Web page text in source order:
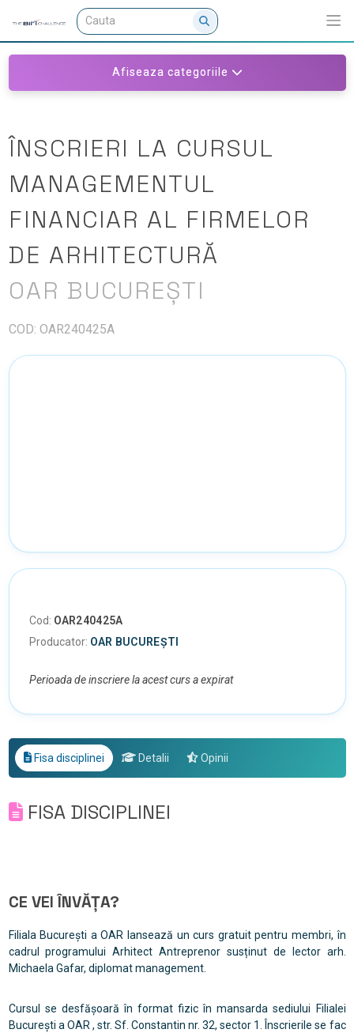
Afiseaza categoriile
ÎNSCRIERI LA CURSUL
MANAGEMENTUL
FINANCIAR AL FIRMELOR
DE ARHITECTURĂ
OAR BUCUREȘTI
COD: OAR240425A
Cod: OAR240425A
Producator: OAR BUCUREȘTI
Perioada de inscriere la acest curs a expirat
Fisa disciplinei Detalii Opinii
FISA DISCIPLINEI
CE VEI ÎNVĂȚA?
Filiala București a OAR lansează un curs gratuit pentru membri, în
cadrul programului Arhitect Antreprenor susținut de lector arh.
Michaela Gafar, diplomat management.
Cursul se desfășoară în format fizic în mansarda sediului Filialei
București a OAR , str. Sf. Constantin nr. 32, sector 1. Înscrierile se fac